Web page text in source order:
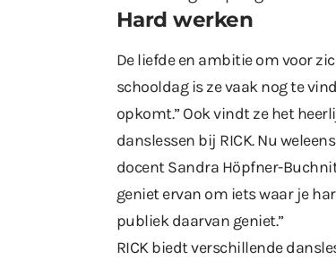
Hard werken
De liefde en ambitie om voor
schooldag is ze vaak nog te
opkomt.” Ook vindt ze het
danslessen bij RICK. Nu
docent Sandra Höpfner-
geniet ervan om iets waar je
publiek daarvan geniet.”
RICK biedt verschillende